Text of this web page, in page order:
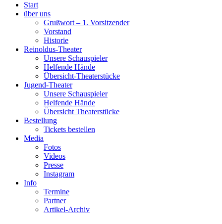
Start
über uns
Grußwort – 1. Vorsitzender
Vorstand
Historie
Reinoldus-Theater
Unsere Schauspieler
Helfende Hände
Übersicht-Theaterstücke
Jugend-Theater
Unsere Schauspieler
Helfende Hände
Übersicht Theaterstücke
Bestellung
Tickets bestellen
Media
Fotos
Videos
Presse
Instagram
Info
Termine
Partner
Artikel-Archiv